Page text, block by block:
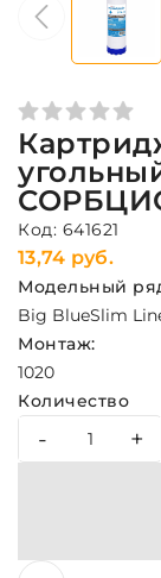
Код: 641621
13,74 руб.
Модельный
Big BlueSlim
Монтаж:
1020
Количество
- +